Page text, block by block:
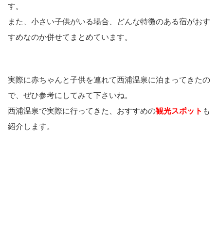
す。
また、小さい子供がいる場合、どんな特徴のある宿がおす
すめなのか併せてまとめています。
実際に赤ちゃんと子供を連れて西浦温泉に泊まってきたの
で、ぜひ参考にしてみて下さいね。
西浦温泉で実際に行ってきた、おすすめの観光スポット も
紹介します。